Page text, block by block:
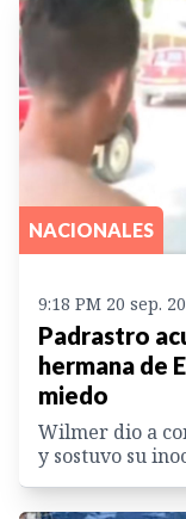
NACIONALES
9:18 PM 20 sep.
Padrastro
hermana de
miedo
Wilmer dio a
y sostuvo su